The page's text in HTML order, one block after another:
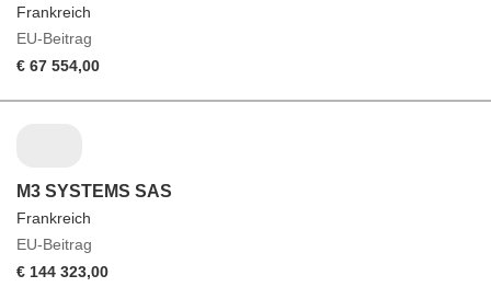
Frankreich
EU-Beitrag
€ 67 554,00
M3 SYSTEMS SAS
Frankreich
EU-Beitrag
€ 144 323,00